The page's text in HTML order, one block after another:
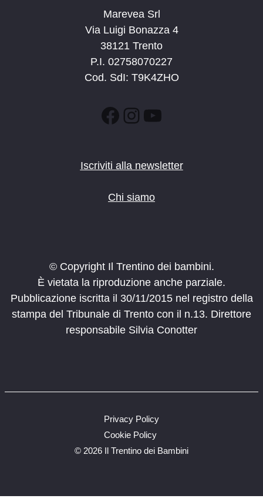
Marevea Srl
Via Luigi Bonazza 4
38121 Trento
P.I. 02758070227
Cod. SdI: T9K4ZHO
Facebook
Instagram
YouTube
Iscriviti alla newsletter
Chi siamo
© Copyright Il Trentino dei bambini.
È vietata la riproduzione anche parziale.
Pubblicazione iscritta il 30/11/2015 nel registro della
stampa del Tribunale di Trento con il n.13. Direttore
responsabile Silvia Conotter
© 2026 Il Trentino dei Bambini
Privacy Policy
Cookie Policy